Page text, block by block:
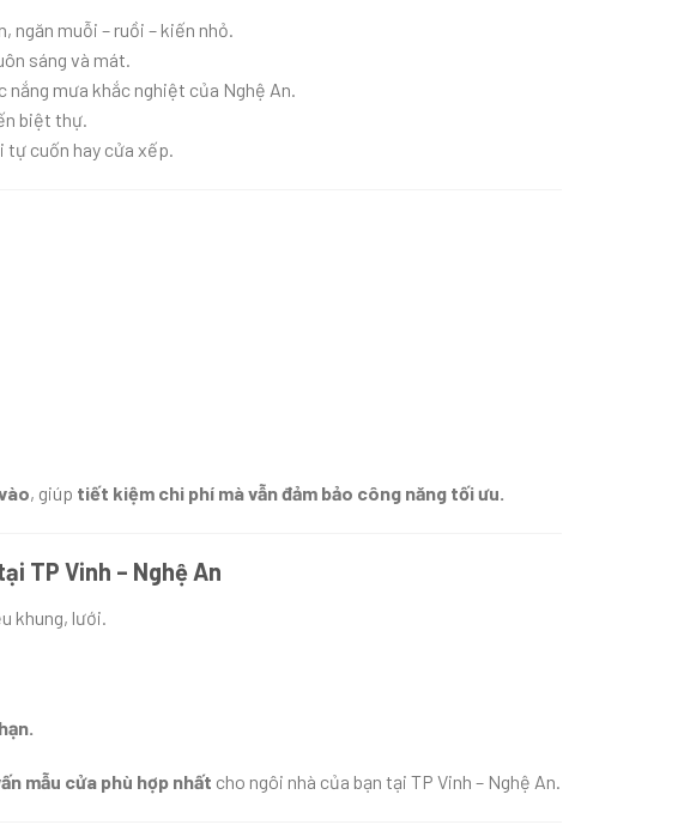
ngăn muỗi – ruồi – kiến nhỏ.
sáng và mát.
nắng mưa khắc nghiệt của Nghệ An.
biệt thự.
tự cuốn hay cửa xếp.
, giúp tiết kiệm chi phí mà vẫn đảm bảo công năng tối ưu.
TP Vinh – Nghệ An
khung, lưới.
mẫu cửa phù hợp nhất cho ngôi nhà của bạn tại TP Vinh – Nghệ An.